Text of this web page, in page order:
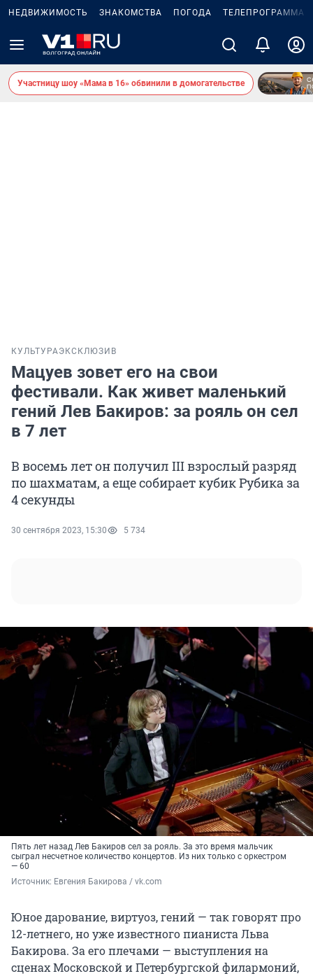
НЕДВИЖИМОСТЬ ЗНАКОМСТВА ПОГОДА ТЕЛЕПРОГРАММА
Участницу шоу «Мама в 16» обвинили в домогательстве
КУЛЬТУРАЭКСКЛЮЗИВ
Мацуев зовет его на свои
фестивали. Как живет маленький
гений Лев Бакиров: за рояль он сел
в 7 лет
В восемь лет он получил III взрослый разряд
по шахматам, а еще собирает кубик Рубика за
4 секунды
30 сентября 2023, 15:30 5 734
Пять лет назад Лев Бакиров сел за рояль. За это время мальчик
сыграл несчетное количество концертов. Из них только с оркестром
— 60
Источник: Евгения Бакирова / vk.com
Юное дарование, виртуоз, гений — так говорят про
12-летнего, но уже известного пианиста Льва
Бакирова. За его плечами — выступления на
сценах Московской и Петербургской филармоний,